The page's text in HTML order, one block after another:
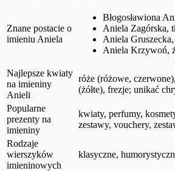
Znane postacie o
imieniu Aniela
Błogosławiona
Aniela Zagórska,
Aniela
Aniela Krzywoń,
Najlepsze kwiaty
na imieniny
Anieli
róże (różowe,
(żółte), frezje; unikać
Popularne
prezenty na
imieniny
kwiaty, perfumy,
zestawy, vouchery,
Rodzaje
wierszyków
imieninowych
klasyczne,